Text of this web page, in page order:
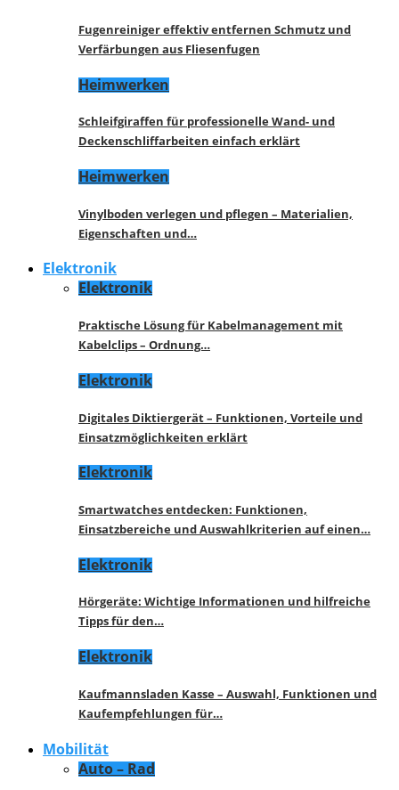
Fugenreiniger effektiv entfernen Schmutz und
Verfärbungen aus Fliesenfugen
Heimwerken
Schleifgiraffen für professionelle Wand- und
Deckenschliffarbeiten einfach erklärt
Heimwerken
Vinylboden verlegen und pflegen – Materialien,
Eigenschaften und…
Elektronik
Elektronik
Praktische Lösung für Kabelmanagement mit
Kabelclips – Ordnung…
Elektronik
Digitales Diktiergerät – Funktionen, Vorteile und
Einsatzmöglichkeiten erklärt
Elektronik
Smartwatches entdecken: Funktionen,
Einsatzbereiche und Auswahlkriterien auf einen…
Elektronik
Hörgeräte: Wichtige Informationen und hilfreiche
Tipps für den…
Elektronik
Kaufmannsladen Kasse – Auswahl, Funktionen und
Kaufempfehlungen für…
Mobilität
Auto – Rad